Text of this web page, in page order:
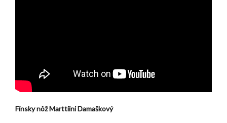
Fínsky nôž Marttiini Damaškový